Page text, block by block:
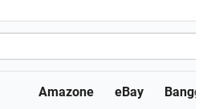
Amazone eBay